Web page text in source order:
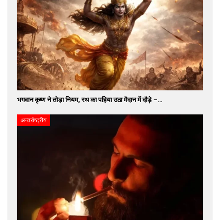
भगवान कृष्ण ने तोड़ा नियम, रथ का पहिया उठा मैदान में दौड़े –…
अन्तर्राष्ट्रीय